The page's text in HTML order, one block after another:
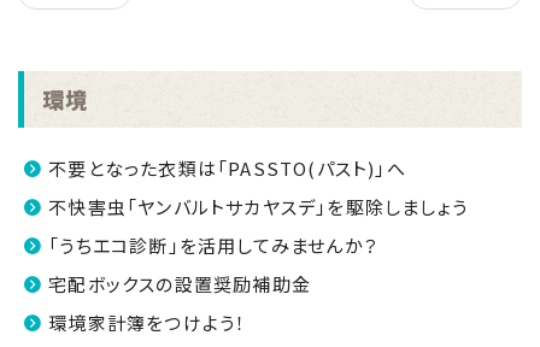
環境
不要となった衣類は「PASSTO(パスト)」へ
不快害虫「ヤンバルトサカヤスデ」を駆除しましょう
「うちエコ診断」を活用してみませんか？
宅配ボックスの設置奨励補助金
環境家計簿をつけよう！